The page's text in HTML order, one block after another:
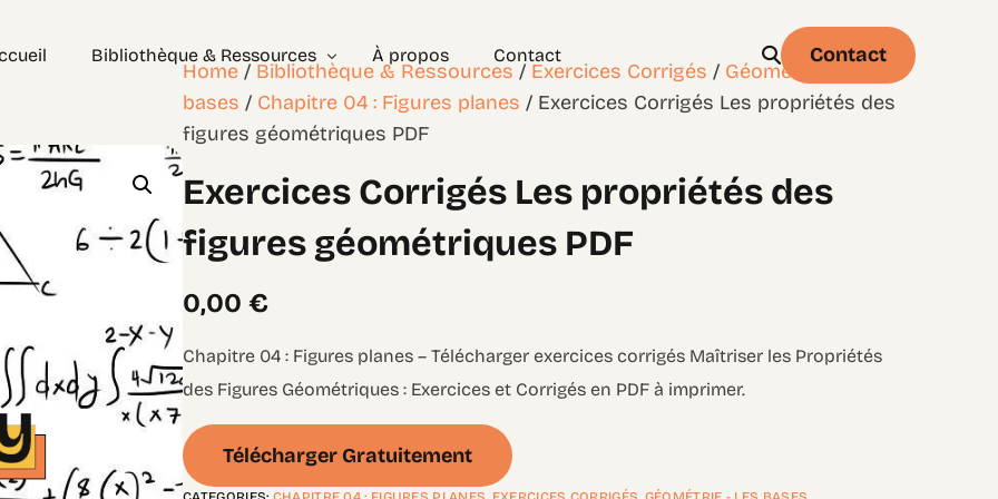
Bibliothèque & Ressources
Exercices Corrigés
Géométrie – les bases Géométrie – Niveau 2 Physique Statistique & probabilités – Niveau 1
À propos Contact Contact
Home / Bibliothèque & Ressources / Exercices Corrigés / Géométrie - les
bases / Chapitre 04 : Figures planes / Exercices Corrigés Les propriétés des
figures géométriques PDF
Exercices Corrigés Les propriétés des
figures géométriques PDF
0,00€
Chapitre 04 : Figures planes – Télécharger exercices corrigés Maîtriser les Propriétés
des Figures Géométriques : Exercices et Corrigés en PDF à imprimer.
Télécharger Gratuitement